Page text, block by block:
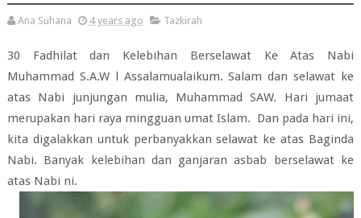
Ana Suhana 4 years ago Tazkirah
30 Fadhilat dan Kelebihan Berselawat Ke Atas Nabi
Muhammad S.A.W l Assalamualaikum. Salam dan selawat ke
atas Nabi junjungan mulia, Muhammad SAW. Hari jumaat
merupakan hari raya mingguan umat Islam. Dan pada hari ini,
kita digalakkan untuk perbanyakkan selawat ke atas Baginda
Nabi. Banyak kelebihan dan ganjaran asbab berselawat ke
atas Nabi ni.